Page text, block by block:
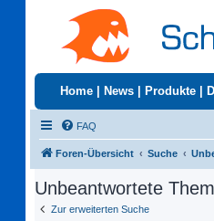
Home News Produkte
FAQ
Foren-Übersicht Suche
Unbeantwortete
Zur erweiterten Suche